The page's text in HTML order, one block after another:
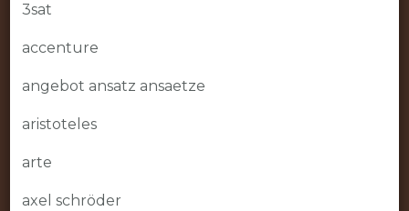
3sat
accenture
angebot ansatz ansaetze
aristoteles
arte
axel schröder